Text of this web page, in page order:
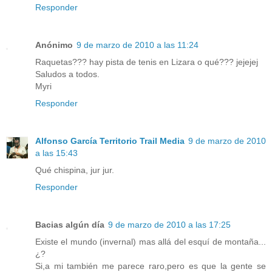
Responder
Anónimo 9 de marzo de 2010 a las 11:24
Raquetas??? hay pista de tenis en Lizara o qué??? jejejej
Saludos a todos.
Myri
Responder
Alfonso García Territorio Trail Media 9 de marzo de 2010
a las 15:43
Qué chispina, jur jur.
Responder
Bacias algún día 9 de marzo de 2010 a las 17:25
Existe el mundo (invernal) mas allá del esquí de montaña...
¿?
Si,a mi también me parece raro,pero es que la gente se